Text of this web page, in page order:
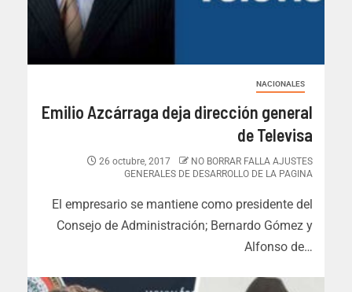
NACIONALES
Emilio Azcárraga deja dirección general
de Televisa
26 octubre, 2017
NO BORRAR FALLA AJUSTES
GENERALES DE DESARROLLO DE LA PAGINA
El empresario se mantiene como presidente del
Consejo de Administración; Bernardo Gómez y
Alfonso de…